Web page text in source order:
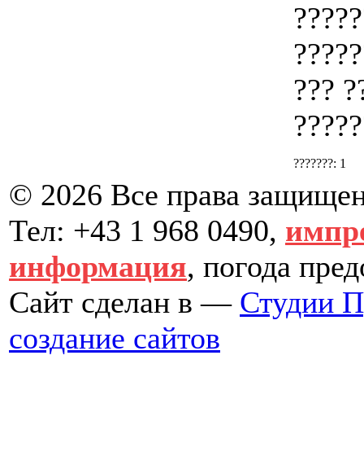
???
???????: 1
© 2026 Все права
Тел: +43 1 968 0490,
информация, погода
Сайт сделан в — Студии
создание сайтов